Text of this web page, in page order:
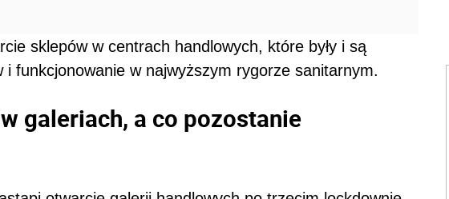
sklepów w centrach handlowych, które były i są
funkcjonowanie w najwyższym rygorze sanitarnym.
galeriach, a co pozostanie